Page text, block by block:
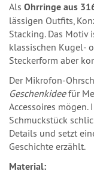
Als Ohrringe aus
lässigen Outfits,
Stacking. Das
klassischen Kugel-
Steckerform aber
Der Mikrofon-
Geschenkideefür
Accessoires mögen.
Schmuckstück
Details und setzt
Geschichte erzählt.
Material: